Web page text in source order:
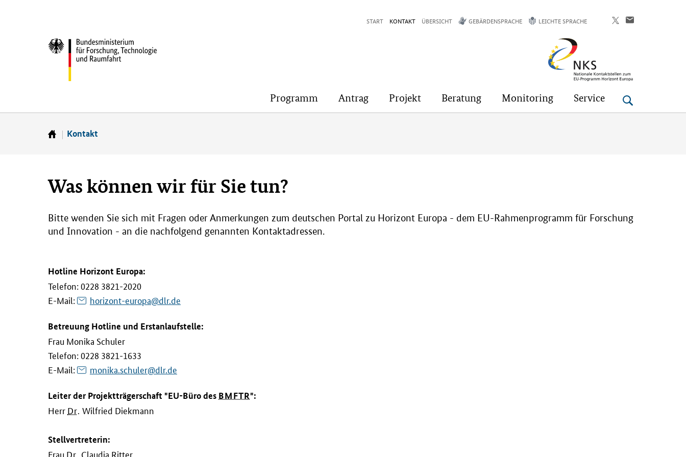
(Eingabetaste)
(Eingabetaste)
(Eingabetaste)
START KONTAKT ÜBERSICHT GEBÄRDENSPRACHE LEICHTE SPRACHE
Bundesministerium
und
Raumfahrt
Horizont
Europa
Programm Antrag Projekt Beratung Monitoring Service
StartseiteKontakt
Was können wir für Sie tun?
Bitte wenden Sie sich mit Fragen oder Anmerkungen zum deutschen Portal zu Horizont Europa - dem EU-Rahmenprogramm für Forschung
und Innovation - an die nachfolgend genannten Kontaktadressen.
Hotline Horizont Europa:
Telefon: 0228 3821-2020
E-Mail: horizont-europa@dlr.de
Betreuung Hotline und Erstanlaufstelle:
Frau Monika Schuler
Telefon: 0228 3821-1633
E-Mail: monika.schuler@dlr.de
Leiter der Projektträgerschaft "EU-Büro des BMFTR":
Herr Dr. Wilfried Diekmann
Stellvertreterin:
Frau Dr. Claudia Ritter